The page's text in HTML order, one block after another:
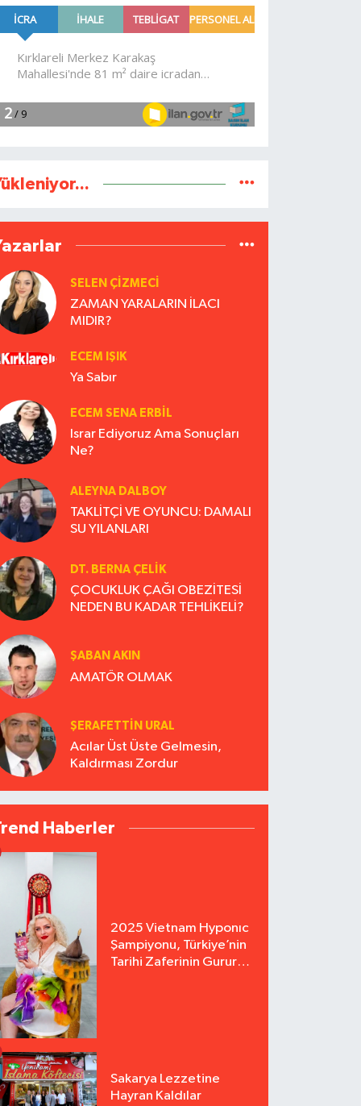
SELEN ÇİZMECİ
ZAMAN YARALARIN İLACI
MIDIR?
ECEM IŞIK
Ya Sabır
ECEM SENA ERBIL
Israr Ediyoruz Ama Sonuçları
Ne?
ALEYNA DALBOY
TAKLİTÇİ VE OYUNCU: DAMALI
SU YILANLARI
DT. BERNA ÇELIK
ÇOCUKLUK ÇAĞI OBEZİTESİ
NEDEN BU KADAR TEHLİKELİ?
ŞABAN AKIN
AMATÖR OLMAK
ŞERAFETTIN URAL
Acılar Üst Üste Gelmesin,
Kaldırması Zordur
Haberler
2025 Vietnam Hyponıc
Şampiyonu, Türkiye’nin
Tarihi Zaferinin Gururu
Sakarya Lezzetine
Hayran Kaldılar